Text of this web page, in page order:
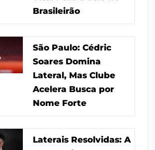
Brasileirão
São Paulo: Cédric
Soares Domina
Lateral, Mas Clube
Acelera Busca por
Nome Forte
Laterais Resolvidas: A